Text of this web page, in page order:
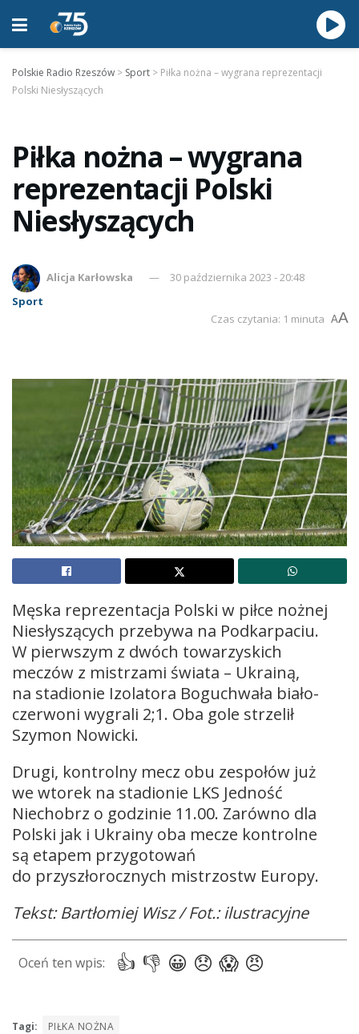
Polskie Radio Rzeszów > Sport > Piłka nożna – wygrana reprezentacji
Polski Niesłyszących
Piłka nożna – wygrana
reprezentacji Polski
Niesłyszących
Alicja Karłowska
30 października 2023 - 20:48
Sport
Czas czytania: 1 minuta AA
Męska reprezentacja Polski w piłce nożnej
Niesłyszących przebywa na Podkarpaciu.
W pierwszym z dwóch towarzyskich
meczów z mistrzami świata – Ukrainą,
na stadionie Izolatora Boguchwała biało-
czerwoni wygrali 2;1. Oba gole strzelił
Szymon Nowicki.
Drugi, kontrolny mecz obu zespołów już
we wtorek na stadionie LKS Jedność
Niechobrz o godzinie 11.00. Zarówno dla
Polski jak i Ukrainy oba mecze kontrolne
są etapem przygotowań
do przyszłorocznych mistrzostw Europy.
Tekst: Bartłomiej Wisz / Fot.: ilustracyjne
Tagi: PIŁKA NOŻNA